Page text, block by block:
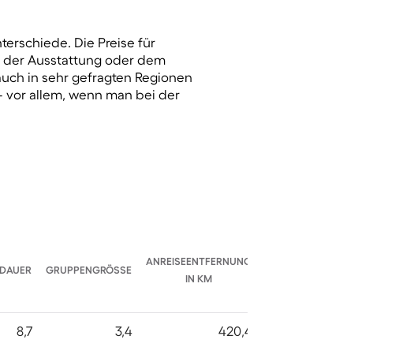
Die Preise für
der Ausstattung oder dem
in sehr gefragten Regionen
allem, wenn man bei der
GRUPPENGRÖSSE
ANREISEENTFERNUNG
IN KM
8,7 3,4 420,4